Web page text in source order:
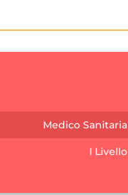
Medico Sanitaria
I Livello